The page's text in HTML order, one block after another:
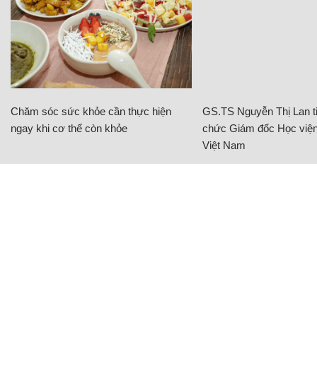
Chăm sóc sức khỏe cần thực hiện
ngay khi cơ thể còn khỏe
GS.TS Nguyễn Thị Lan
chức Giám đốc Học
Việt Nam